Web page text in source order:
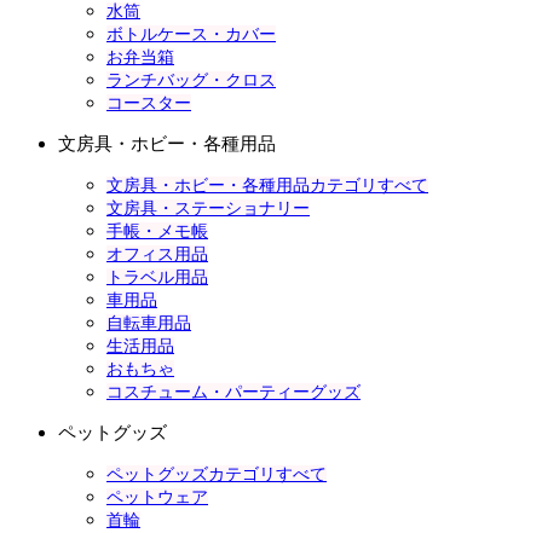
水筒
ボトルケース・カバー
お弁当箱
ランチバッグ・クロス
コースター
文房具・ホビー・各種用品
文房具・ホビー・各種用品カテゴリすべて
文房具・ステーショナリー
手帳・メモ帳
オフィス用品
トラベル用品
車用品
自転車用品
生活用品
おもちゃ
コスチューム・パーティーグッズ
ペットグッズ
ペットグッズカテゴリすべて
ペットウェア
首輪